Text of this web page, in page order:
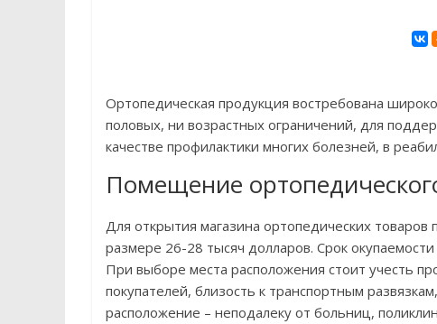
Ортопедическая продукция востребована
половых, ни возрастных ограничений, для
качестве профилактики многих болезней, в
Помещение
Для открытия магазина ортопедических
размере 26-28 тысяч долларов. Срок
При выборе места расположения стоит учесть
покупателей, близость к транспортным
расположение – неподалеку от больниц,